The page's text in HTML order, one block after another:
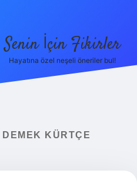
Senin İçin Fikirler
Hayatına özel neşeli öneriler bul!
KÜRTÇE